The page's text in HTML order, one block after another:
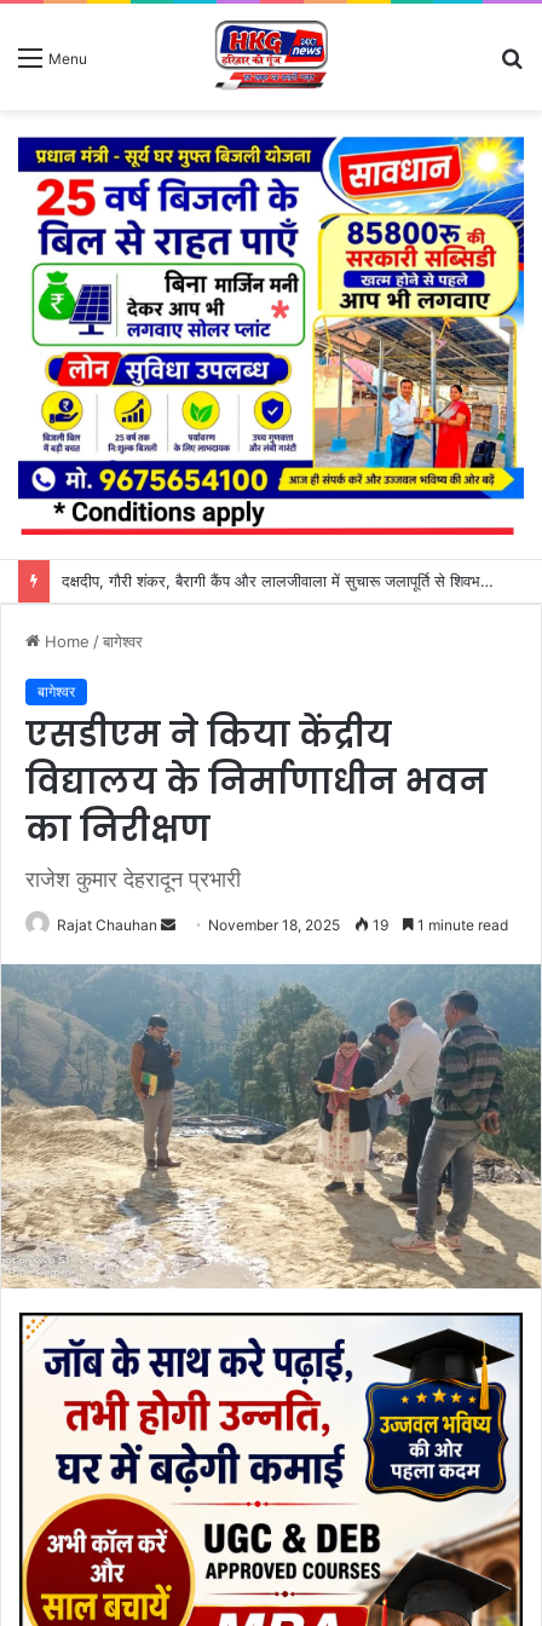
Menu
शिवभक्तों के स्वास्थ्य की सुरक्षा में जुटा स्वास्थ्य विभाग, 32 शिविरों में मिल रहा नि:शुल्क उपचार
Home /बागेश्वर
बागेश्वर
एसडीएम ने किया केंद्रीय
विद्यालय के निर्माणाधीन भवन
का निरीक्षण
राजेश कुमार देहरादून प्रभारी
Rajat Chauhan
Send
email
November 18, 2025 19 1 minute read